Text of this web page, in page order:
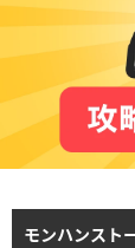
モンハンスト